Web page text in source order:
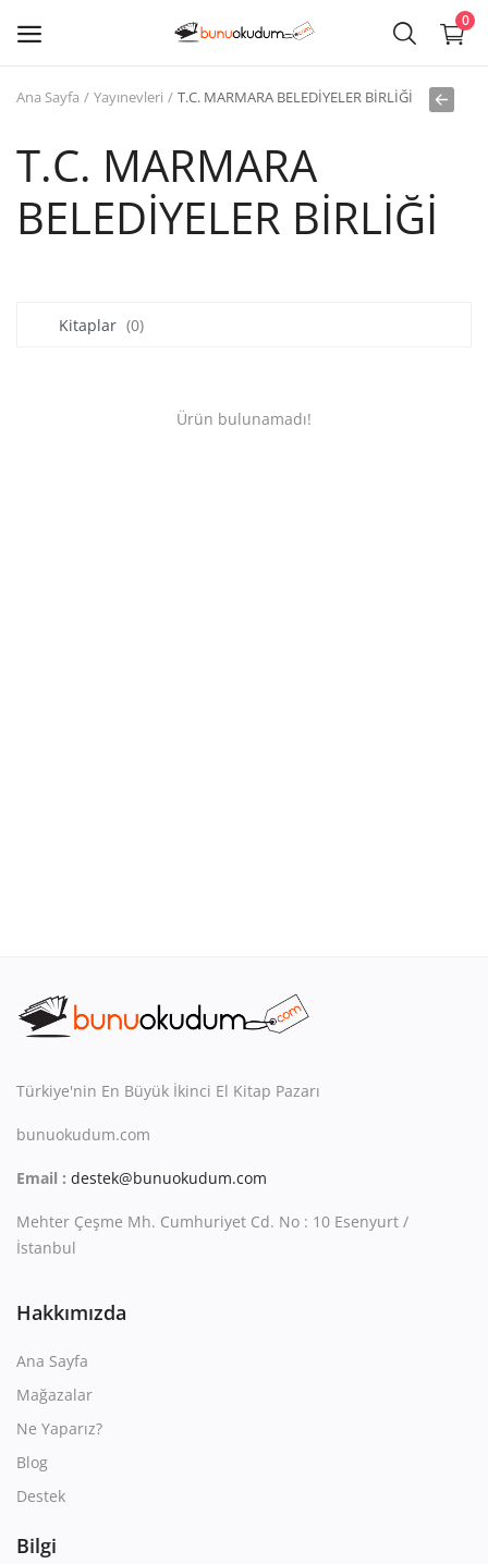
0
Giriş
Destek Merkezi
Mağazalar
Blog
İletişim
TRY (₺)
Ana Sayfa Yayınevleri T.C. MARMARA BELEDİYELER BİRLİĞİ
T.C. MARMARA
BELEDİYELER BİRLİĞİ
Kitaplar (0)
Ürün bulunamadı!
Türkiye'nin En Büyük İkinci El Kitap Pazarı
bunuokudum.com
Email : destek@bunuokudum.com
Mehter Çeşme Mh. Cumhuriyet Cd. No : 10 Esenyurt /
İstanbul
Hakkımızda
Ana Sayfa
Mağazalar
Ne Yaparız?
Blog
Destek
Bilgi